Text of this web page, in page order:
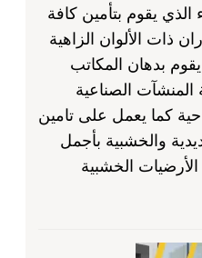
يقوم بتأمين كافة
ذات الألوان الزاهية
بدهان المكاتب
الصناعية
كما يعمل على تامين
والخشبية بأجمل
الخشبية